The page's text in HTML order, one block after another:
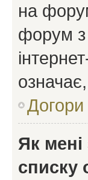
на
форум з
Догори
Як
списку